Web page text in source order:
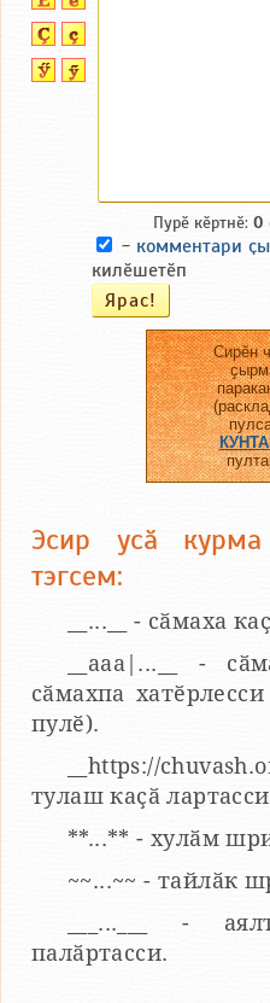
Пурӗ кӗртнӗ: 0
- комментари
килӗшетӗп
Сирӗн
Эсир усӑ
тэгсем:
__...__ - сӑмаха
__aaa|...__ -
сӑмахпа
пулӗ).
__https://
тулаш каҫӑ
**...** - хулӑм
~~...~~ - тайлӑк
___...___ -
палӑртасси.